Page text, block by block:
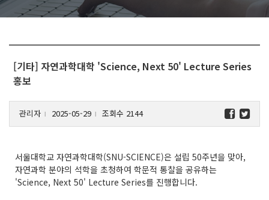
[기타] 자연과학대학 'Science, Next 50' Lecture Series
홍보
관리자 l 2025-05-29 l 조회수 2144
서울대학교 자연과학대학(SNU-SCIENCE)은 설립 50주년을 맞아,
자연과학 분야의 석학을 초청하여 학문적 통찰을 공유하는
'Science, Next 50' Lecture Series를 진행합니다.